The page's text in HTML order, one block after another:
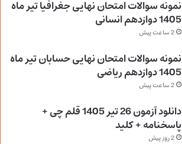
نمونه سوالات امتحان نهایی جغرافیا تیر ماه
1405 دوازدهم انسانی
2 ساعت پیش
نمونه سوالات امتحان نهایی حسابان تیر ماه
1405 دوازدهم ریاضی
2 ساعت پیش
دانلود آزمون 26 تیر 1405 قلم چی +
پاسخنامه + کلید
2 روز پیش